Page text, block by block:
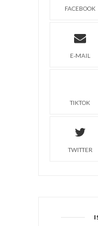
FACEBOOK
E-MAIL
TIKTOK
TWITTER